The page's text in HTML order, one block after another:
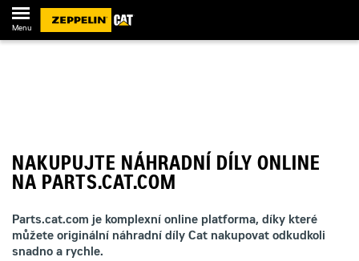
Menu
NAKUPUJTE NÁHRADNÍ DÍLY ONLINE
NA PARTS.CAT.COM
Parts.cat.com je komplexní online platforma, díky které
můžete originální náhradní díly Cat nakupovat odkudkoli
snadno a rychle.